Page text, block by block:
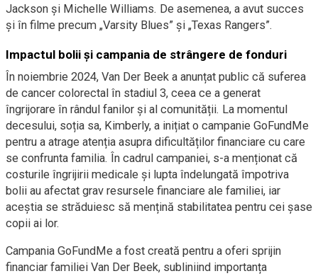
Jackson și Michelle Williams. De asemenea, a avut succes
și în filme precum „Varsity Blues” și „Texas Rangers”.
Impactul bolii și campania de strângere de fonduri
În noiembrie 2024, Van Der Beek a anunțat public că suferea
de cancer colorectal în stadiul 3, ceea ce a generat
îngrijorare în rândul fanilor și al comunității. La momentul
decesului, soția sa, Kimberly, a inițiat o campanie GoFundMe
pentru a atrage atenția asupra dificultăților financiare cu care
se confrunta familia. În cadrul campaniei, s-a menționat că
costurile îngrijirii medicale și lupta îndelungată împotriva
bolii au afectat grav resursele financiare ale familiei, iar
aceștia se străduiesc să mențină stabilitatea pentru cei șase
copii ai lor.
Campania GoFundMe a fost creată pentru a oferi sprijin
financiar familiei Van Der Beek, subliniind importanța